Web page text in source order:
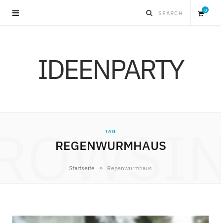
0
g
IDEENPARTY
TAG
REGENWURMHAUS
Startseite » Regenwurmhaus